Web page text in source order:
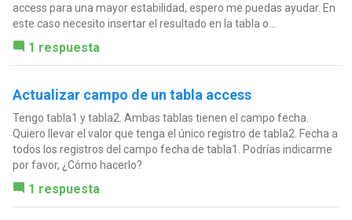
access para una mayor estabilidad, espero me puedas ayudar. En
este caso necesito insertar el resultado en la tabla o...
1 respuesta
Actualizar campo de un tabla access
Tengo tabla1 y tabla2. Ambas tablas tienen el campo fecha.
Quiero llevar el valor que tenga el único registro de tabla2. Fecha a
todos los registros del campo fecha de tabla1. Podrías indicarme
por favor, ¿Cómo hacerlo?
1 respuesta